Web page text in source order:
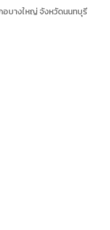
อบางใหญ่ จังหวัดนนทบุรี